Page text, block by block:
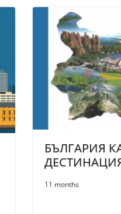
БЪЛГАРИЯ
11 months